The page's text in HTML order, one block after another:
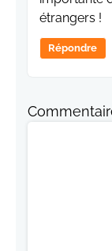
étrangers !
Répondre